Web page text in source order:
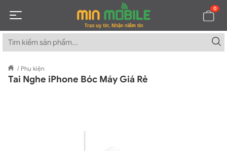
0
/ Phụ kiện
Tai Nghe iPhone Bóc Máy Giá Rẻ